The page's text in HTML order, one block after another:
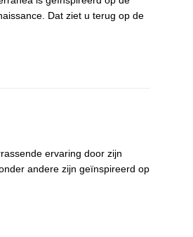
Dat ziet u terug op de
ervaring door zijn
andere zijn geïnspireerd op